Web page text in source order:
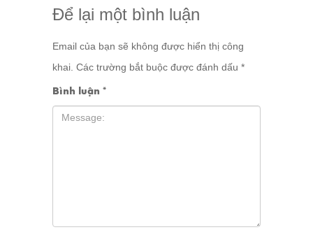
Để lại một bình luận
Email của bạn sẽ không được hiển thị công
khai. Các trường bắt buộc được đánh dấu *
Bình luận *